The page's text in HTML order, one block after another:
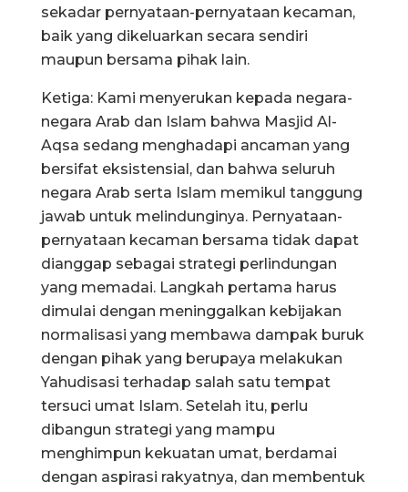
sekadar pernyataan-pernyataan kecaman,
baik yang dikeluarkan secara sendiri
maupun bersama pihak lain.
Ketiga: Kami menyerukan kepada negara-
negara Arab dan Islam bahwa Masjid Al-
Aqsa sedang menghadapi ancaman yang
bersifat eksistensial, dan bahwa seluruh
negara Arab serta Islam memikul tanggung
jawab untuk melindunginya. Pernyataan-
pernyataan kecaman bersama tidak dapat
dianggap sebagai strategi perlindungan
yang memadai. Langkah pertama harus
dimulai dengan meninggalkan kebijakan
normalisasi yang membawa dampak buruk
dengan pihak yang berupaya melakukan
Yahudisasi terhadap salah satu tempat
tersuci umat Islam. Setelah itu, perlu
dibangun strategi yang mampu
menghimpun kekuatan umat, berdamai
dengan aspirasi rakyatnya, dan membentuk